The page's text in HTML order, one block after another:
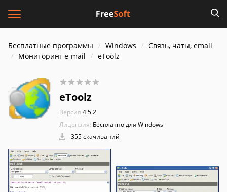
Бесплатные программы Windows
Связь, чаты, email
Мониторинг e-mail
eToolz
eToolz
Версия:4.5.2
Лицензия: Бесплатно для Windows
355 скачиваний